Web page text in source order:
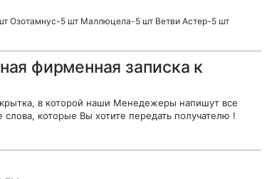
Озотамнус-5 шт Маллюцела-5 шт Ветви Астер-5 шт
фирменная записка к
в которой наши Менедежеры напишут все
которые Вы хотите передать получателю !